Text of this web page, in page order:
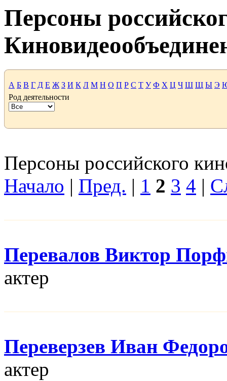
Персоны
А Б В Г Д Е Ж З И К Л М Н О П Р С Т У Ф Х Ц Ч Ш Щ Ы Э
Род деятельности
Персоны российского
Начало | Пред. | 1 2 3 4 |
Перевалов Виктор
актер
Переверзев Иван
актер